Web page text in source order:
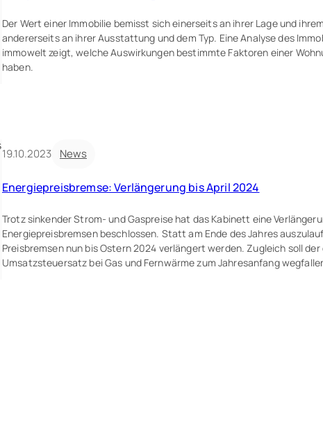
Der Wert einer Immobilie bemisst sich einerseits an ihrer Lage und
andererseits an ihrer Ausstattung und dem Typ. Eine Analyse des
immowelt zeigt, welche Auswirkungen bestimmte Faktoren einer
haben.
19.10.2023 News
Energiepreisbremse: Verlängerung bis April 2024
Trotz sinkender Strom- und Gaspreise hat das Kabinett eine
Energiepreisbremsen beschlossen. Statt am Ende des Jahres
Preisbremsen nun bis Ostern 2024 verlängert werden. Zugleich soll
Umsatzsteuersatz bei Gas und Fernwärme zum Jahresanfang